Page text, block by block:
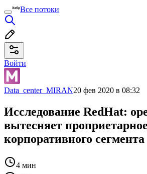
Все потоки
Войти
Data_center_MIRAN20 фев 2020 в 08:32
Исследование RedHat:
вытесняет
корпоративного сегмента
4 мин